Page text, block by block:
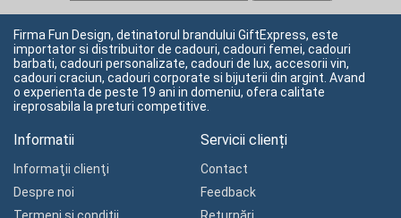
Firma Fun Design, detinatorul brandului GiftExpress, este
importator si distribuitor de cadouri, cadouri femei, cadouri
barbati, cadouri personalizate, cadouri de lux, accesorii vin,
cadouri craciun, cadouri corporate si bijuterii din argint. Avand
o experienta de peste 19 ani in domeniu, ofera calitate
ireprosabila la preturi competitive.
Informatii
Informaţii clienţi
Despre noi
Servicii clienți
Contact
Feedback